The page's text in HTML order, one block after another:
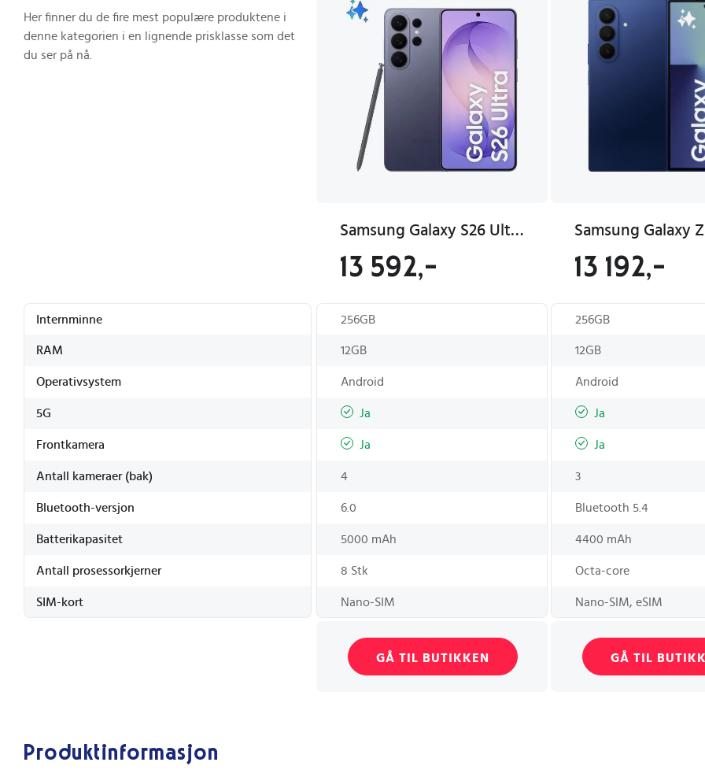
Her finner du de fire mest populære produktene i
denne kategorien i en lignende prisklasse som det
du ser på nå.
Samsung Galaxy S26 Ultra 12GB RAM 256GB Internminne Cobalt Violet Mobiltelefon
13 592,- 13 192,-
Internminne 256GB 256GB
RAM 12GB 12GB
Operativsystem Android Android
5G Ja Ja
Frontkamera Ja Ja
Antall kameraer (bak) 4 3
Bluetooth-versjon 6.0 Bluetooth 5.4
Batterikapasitet 5000 mAh 4400 mAh
Antall prosessorkjerner 8 Stk Octa-core
SIM-kort Nano-SIM Nano-SIM, eSIM
GÅ TIL BUTIKKEN GÅ TIL
Produktinformasjon